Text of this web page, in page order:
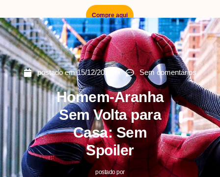
Compre aqui
postado em 15/12/2021 Sem comentários
Homem-Aranha
Sem Volta para
Casa: Sem
Spoiler
postado por